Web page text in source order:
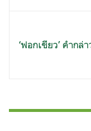
‘ฟอกเขียว’ คำก